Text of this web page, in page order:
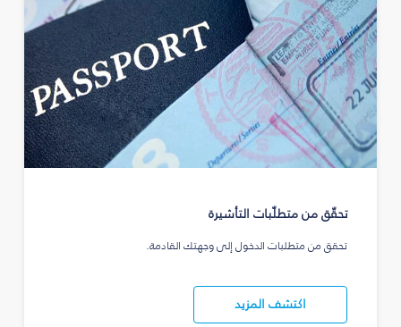
تحقّق من متطلّبات التأشيرة
تحقق من متطلبات الدخول إلى وجهتك القادمة.
اكتشف المزيد